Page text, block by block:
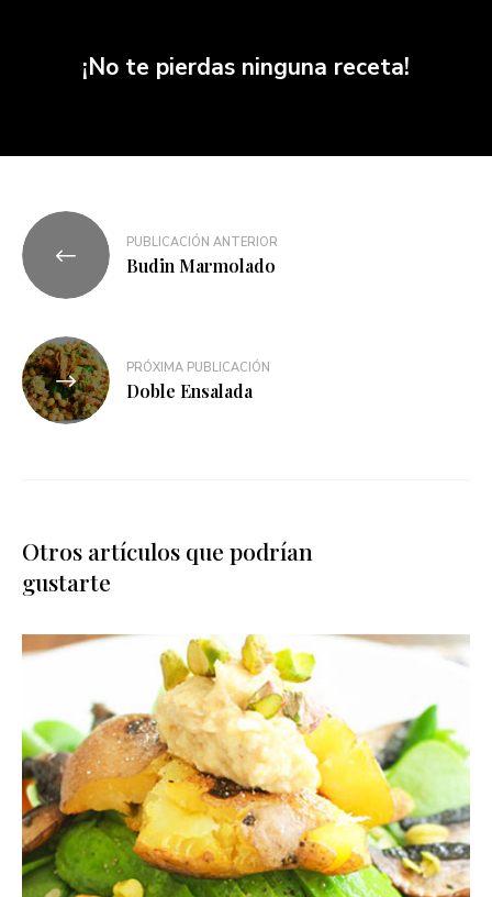
¡No te pierdas ninguna receta!
PUBLICACIÓN ANTERIOR
Budin Marmolado
PRÓXIMA PUBLICACIÓN
Doble Ensalada
Otros artículos que podrían
gustarte